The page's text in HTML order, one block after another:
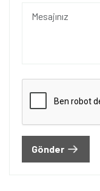
Gönder